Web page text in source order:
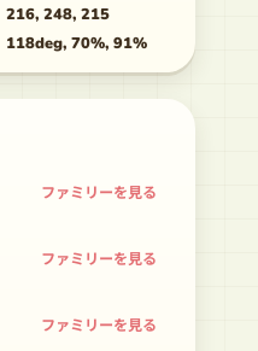
216, 248, 215
118deg, 70%, 91%
ファミリーを見る
ファミリーを見る
ファミリーを見る